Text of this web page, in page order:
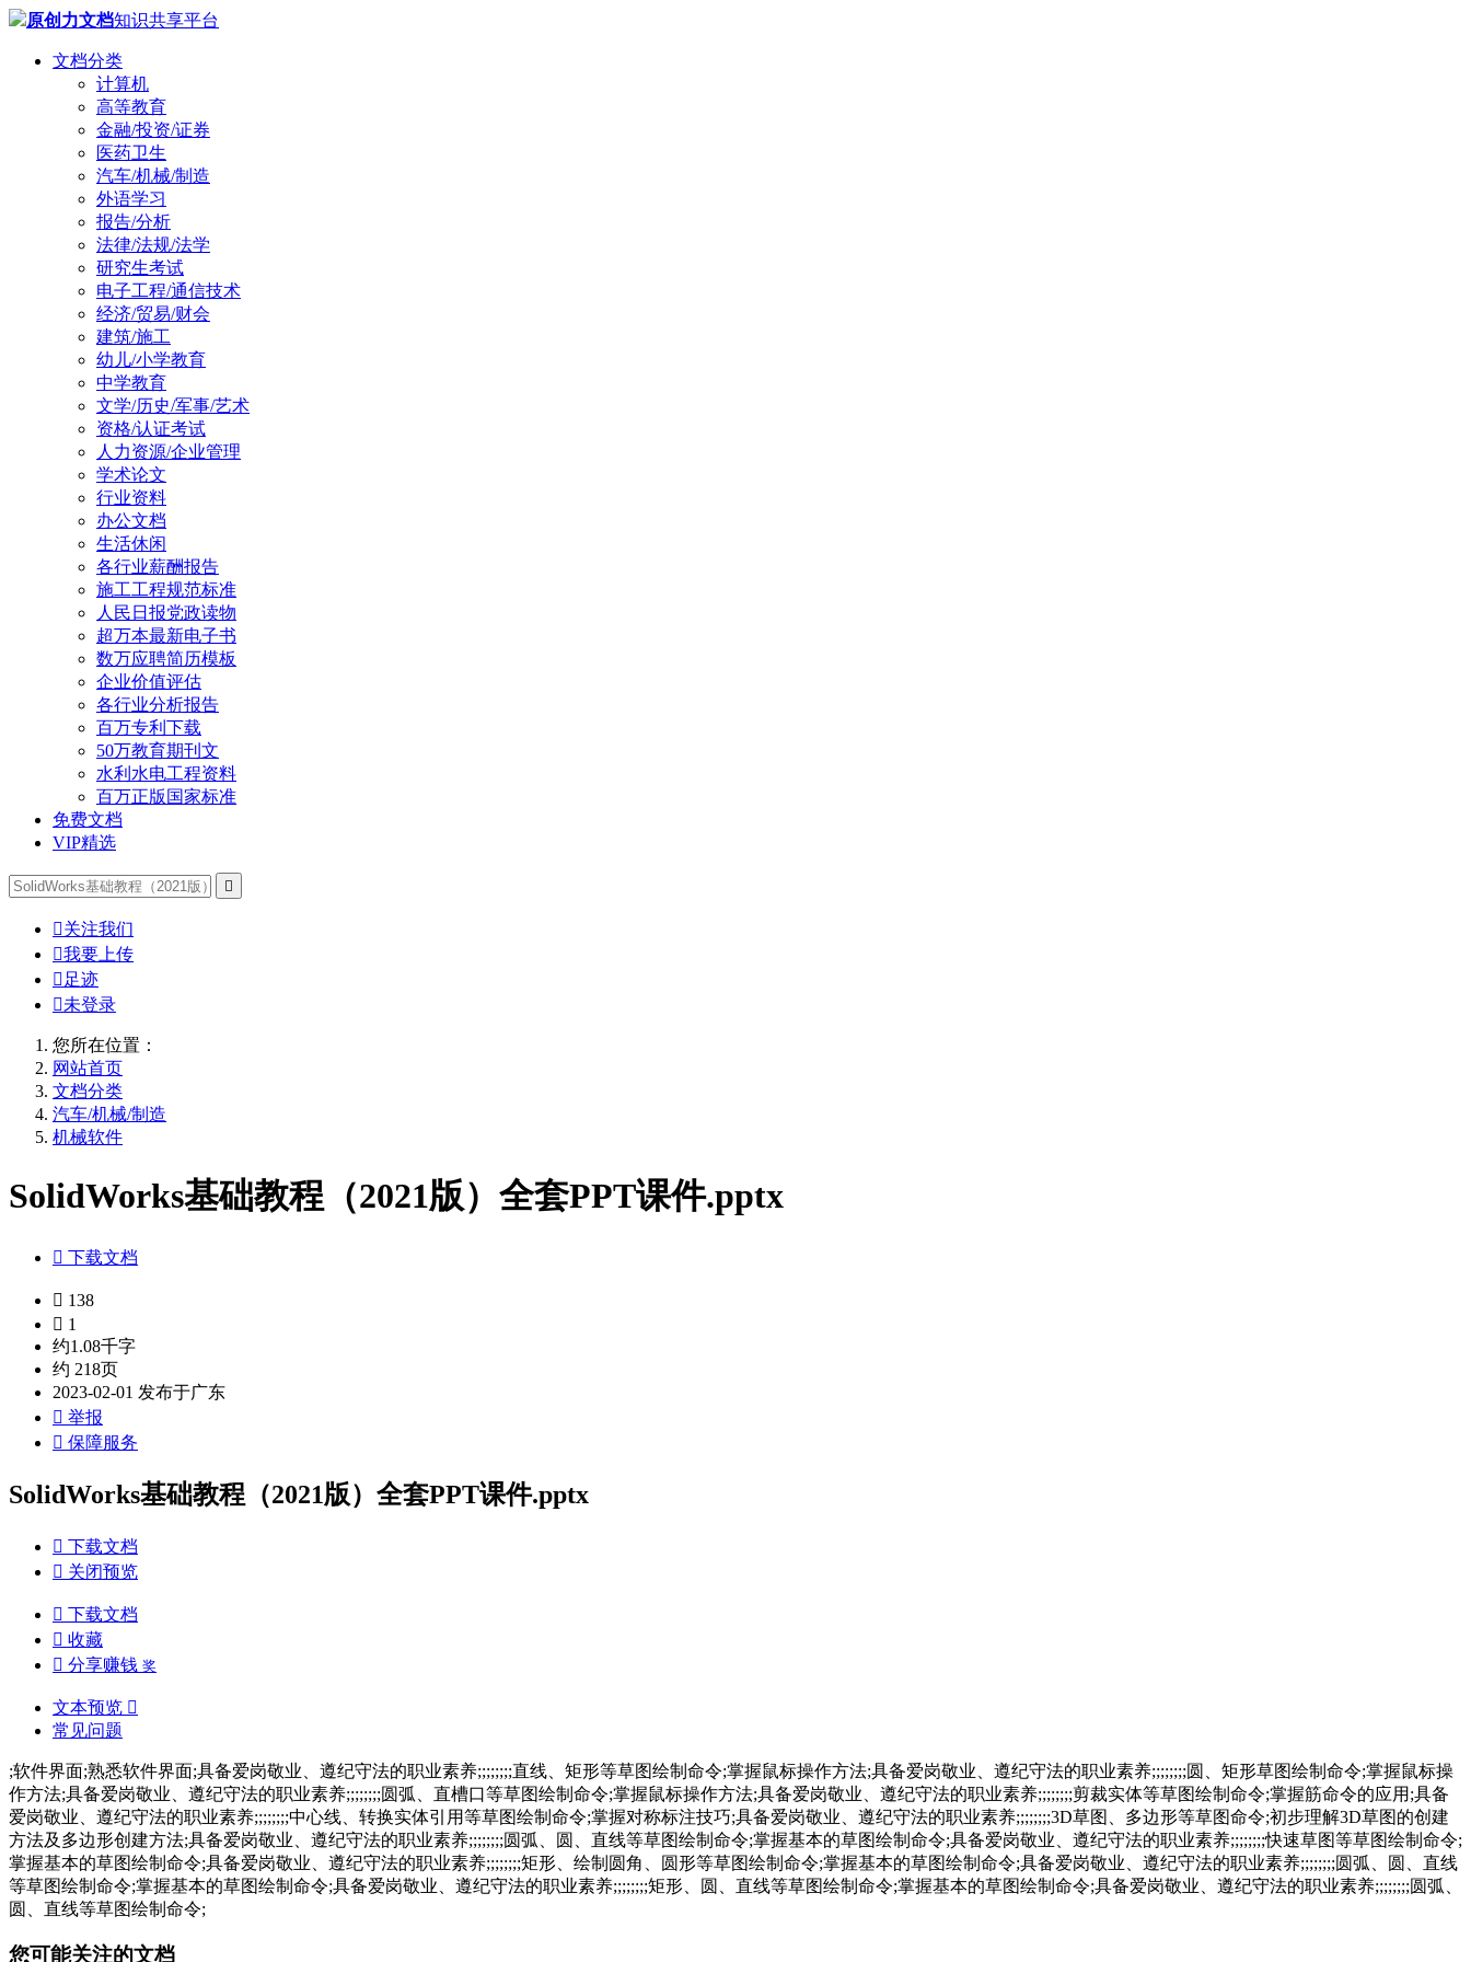
原创力文档知识共享平台
文档分类
计算机
高等教育
金融/投资/证券
医药卫生
汽车/机械/制造
外语学习
报告/分析
法律/法规/法学
研究生考试
电子工程/通信技术
经济/贸易/财会
建筑/施工
幼儿/小学教育
中学教育
文学/历史/军事/艺术
资格/认证考试
人力资源/企业管理
学术论文
行业资料
办公文档
生活休闲
各行业薪酬报告
施工工程规范标准
人民日报党政读物
超万本最新电子书
数万应聘简历模板
企业价值评估
各行业分析报告
百万专利下载
50万教育期刊文
水利水电工程资料
百万正版国家标准
免费文档
VIP精选

关注我们
我要上传
 足迹
未登录
您所在位置：
网站首页
文档分类
汽车/机械/制造
机械软件
SolidWorks基础教程（2021版）全套PPT课件.pptx
 下载文档
 138
 1
约1.08千字
约 218页
2023-02-01 发布于广东
 举报
 保障服务
SolidWorks基础教程（2021版）全套PPT课件.pptx
 下载文档
 关闭预览
 下载文档
 收藏
 分享赚钱 奖
文本预览 
常见问题
;软件界面;熟悉软件界面;具备爱岗敬业、遵纪守法的职业素养;;;;;;;;直线、矩形等草图绘制命令;掌握鼠标操作方法;具备爱岗敬业、遵纪守法的职业素养;;;;;;;;圆、矩形草图绘制命令;掌握鼠标操
作方法;具备爱岗敬业、遵纪守法的职业素养;;;;;;;;圆弧、直槽口等草图绘制命令;掌握鼠标操作方法;具备爱岗敬业、遵纪守法的职业素养;;;;;;;;剪裁实体等草图绘制命令;掌握筋命令的应用;具备
爱岗敬业、遵纪守法的职业素养;;;;;;;;中心线、转换实体引用等草图绘制命令;掌握对称标注技巧;具备爱岗敬业、遵纪守法的职业素养;;;;;;;;3D草图、多边形等草图命令;初步理解3D草图的创建
方法及多边形创建方法;具备爱岗敬业、遵纪守法的职业素养;;;;;;;;圆弧、圆、直线等草图绘制命令;掌握基本的草图绘制命令;具备爱岗敬业、遵纪守法的职业素养;;;;;;;;快速草图等草图绘制命令;
掌握基本的草图绘制命令;具备爱岗敬业、遵纪守法的职业素养;;;;;;;;矩形、绘制圆角、圆形等草图绘制命令;掌握基本的草图绘制命令;具备爱岗敬业、遵纪守法的职业素养;;;;;;;;圆弧、圆、直线
等草图绘制命令;掌握基本的草图绘制命令;具备爱岗敬业、遵纪守法的职业素养;;;;;;;;矩形、圆、直线等草图绘制命令;掌握基本的草图绘制命令;具备爱岗敬业、遵纪守法的职业素养;;;;;;;;圆弧、
圆、直线等草图绘制命令;
您可能关注的文档